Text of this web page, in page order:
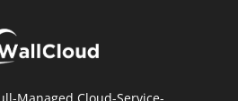
Managed Cloud-Service-